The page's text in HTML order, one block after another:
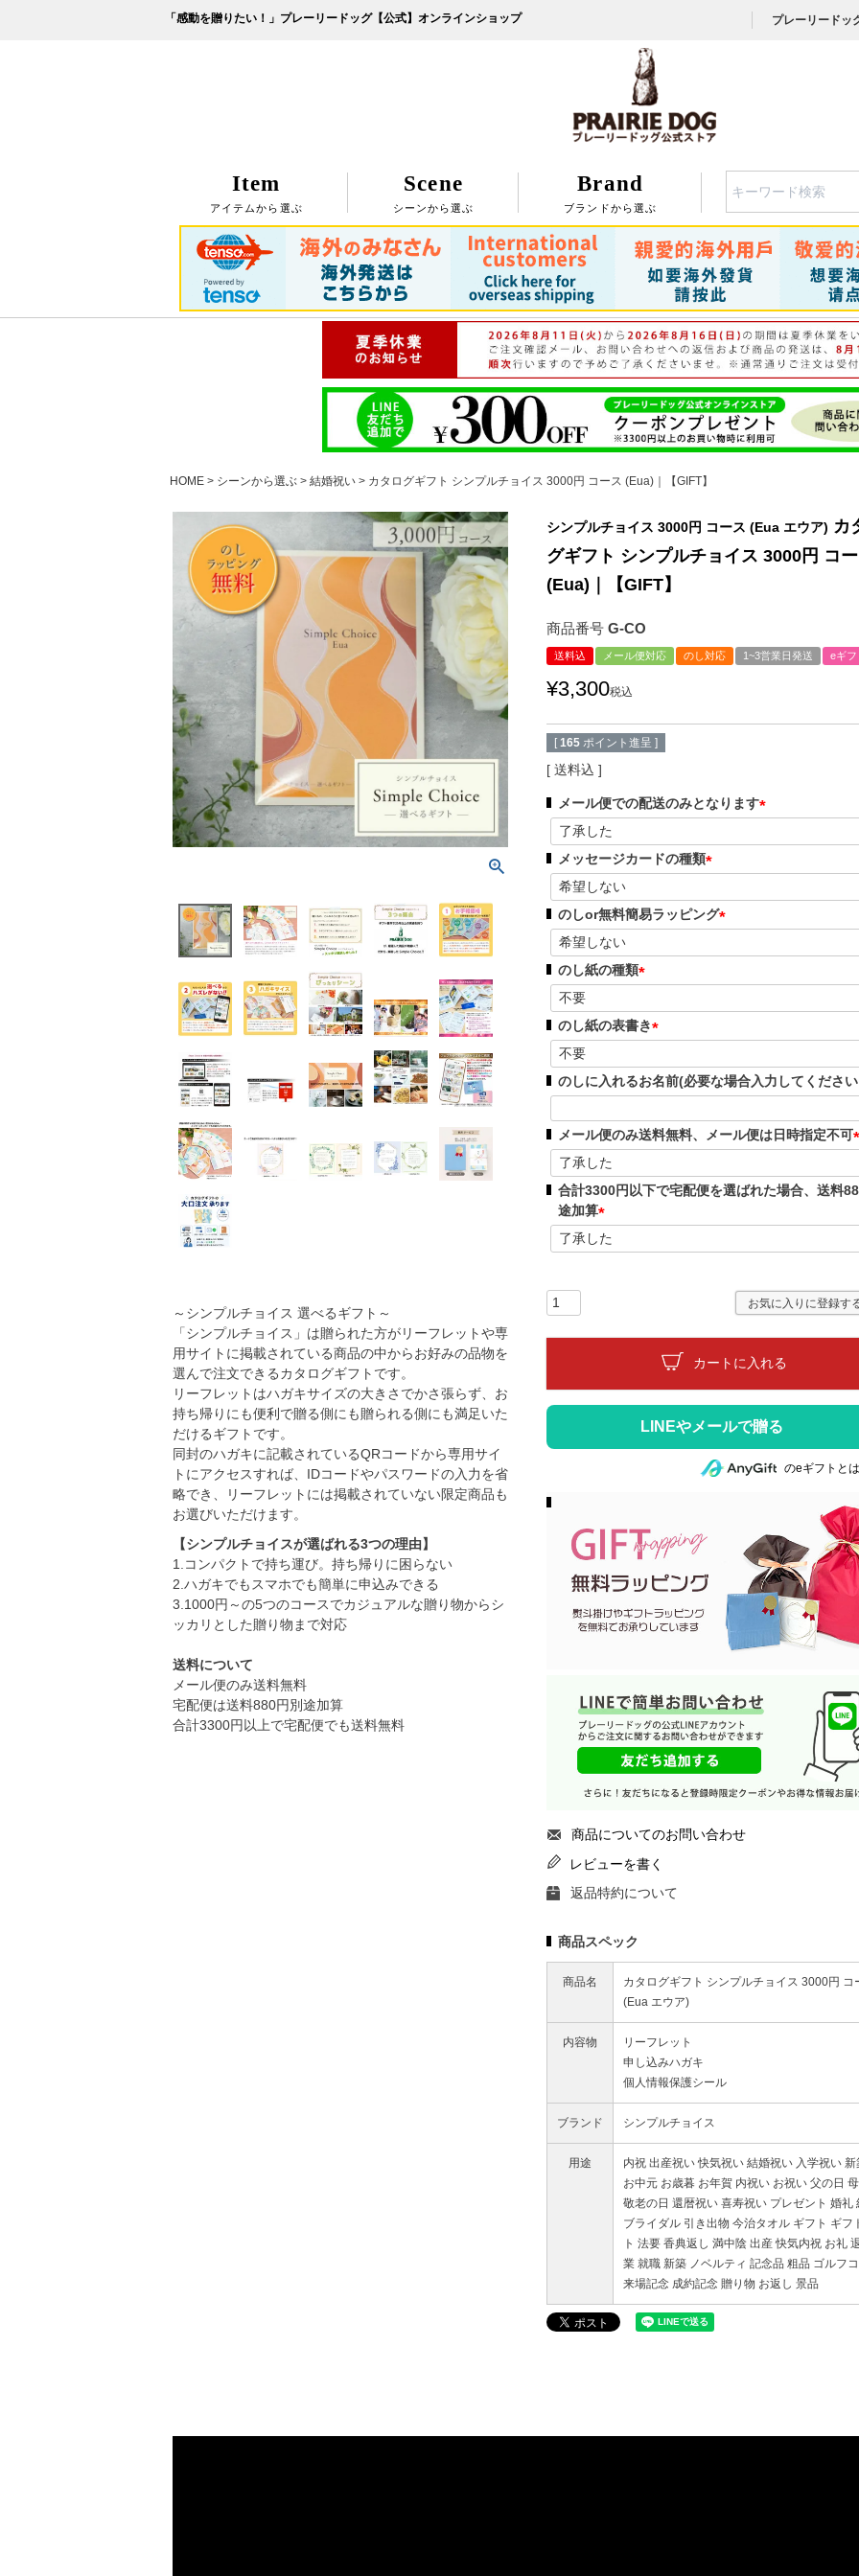
「感動を贈りたい！」プレーリードッグ【公式】オンラインショップ プレーリードッ
Item
アイテムから選ぶ
Scene
シーンから選ぶ
Brand
ブランドから選ぶ
検索
HOME シーンから選ぶ 結婚祝い カタログギフト シンプルチョイス 3000円 コース (Eua)｜【GIFT】
～シンプルチョイス 選べるギフト～
「シンプルチョイス」は贈られた方がリーフレットや専
用サイトに掲載されている商品の中からお好みの品物を
選んで注文できるカタログギフトです。
リーフレットはハガキサイズの大きさでかさ張らず、お
持ち帰りにも便利で贈る側にも贈られる側にも満足いた
だけるギフトです。
同封のハガキに記載されているQRコードから専用サイ
トにアクセスすれば、IDコードやパスワードの入力を省
略でき、リーフレットには掲載されていない限定商品も
お選びいただけます。
【シンプルチョイスが選ばれる3つの理由】
1.コンパクトで持ち運び。持ち帰りに困らない
2.ハガキでもスマホでも簡単に申込みできる
3.1000円～の5つのコースでカジュアルな贈り物からシ
ッカリとした贈り物まで対応
送料について
メール便のみ送料無料
宅配便は送料880円別途加算
合計3300円以上で宅配便でも送料無料
シンプルチョイス 3000円 コース (Eua エウア) カ
グギフト シンプルチョイス 3000円 コ
(Eua)｜【GIFT】
商品番号 G-CO
送料込 メール便対応 のし対応 1~3営業日発送 eギ
¥3,300税込
[ 165 ポイント進呈 ]
送料込
メール便での配送のみとなります
必
メッセージカードの種類
必
須
のしor無料簡易ラッピング
必
のし紙の種類
必
須
のし紙の表書き
必
須
のしに入れるお名前(必要な場合入力してくださ
メール便のみ送料無料、メール便は日時指定不可
合計3300円以下で宅配便を選ばれた場合、送料
途加算
(
必
お気に入りに登録す
カートに入れる
のeギフトと
商品についてのお問い合わせ
レビューを書く
返品特約について
商品スペック
商品名
カタログギフト シンプルチョイス 3000円 コ
(Eua エウア)
内容物
リーフレット
申し込みハガキ
個人情報保護シール
ブランド シンプルチョイス
用途
内祝 出産祝い 快気祝い 結婚祝い 入学祝い
お中元 お歳暮 お年賀 内祝い お祝い 父の日
敬老の日 還暦祝い 喜寿祝い プレゼント 婚礼
ブライダル 引き出物 今治タオル ギフト ギフ
ト 法要 香典返し 満中陰 出産 快気内祝 お礼
業 就職 新築 ノベルティ 記念品 粗品 ゴルフ
来場記念 成約記念 贈り物 お返し 景品